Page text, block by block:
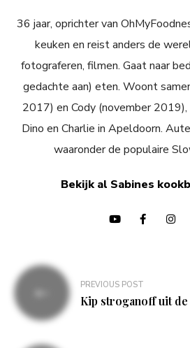
36 jaar, oprichter van
keuken en reist anders de
fotograferen, filmen. Gaat naar
gedachte aan) eten. Woont
2017) en Cody (november
Dino en Charlie in Apeldoorn.
waaronder de populaire
Bekijk al Sabines
Bericht
navigatie
PREVIOUS POST
Kip stroganoff uit